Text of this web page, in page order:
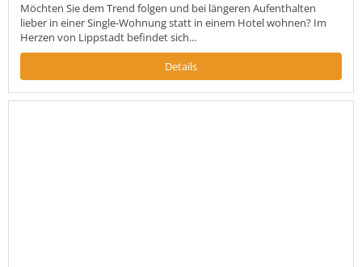
Möchten Sie dem Trend folgen und bei längeren Aufenthalten
lieber in einer Single-Wohnung statt in einem Hotel wohnen? Im
Herzen von Lippstadt befindet sich...
Details